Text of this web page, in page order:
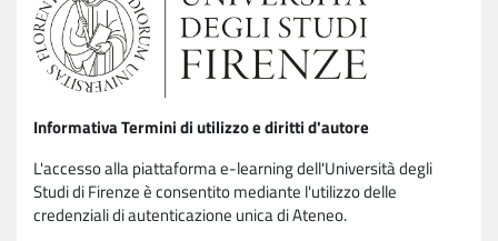
Informativa Termini di utilizzo e diritti d'autore
L'accesso alla piattaforma e-learning dell'Università degli
Studi di Firenze è consentito mediante l'utilizzo delle
credenziali di autenticazione unica di Ateneo.